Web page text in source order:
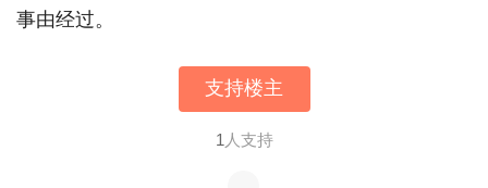
事由经过。
支持楼主
1 人支持